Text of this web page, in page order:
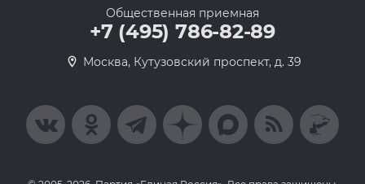
Общественная приемная
+7 (495) 786-82-89
Москва, Кутузовский проспект, д. 39